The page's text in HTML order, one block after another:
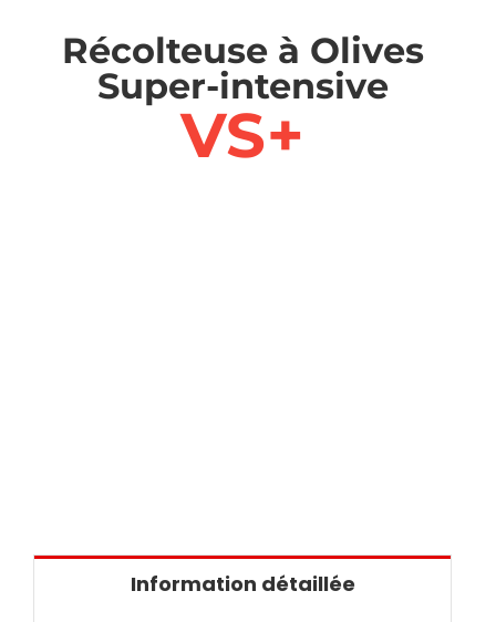
Récolteuse à Olives
Super-intensive
VS+
Information détaillée